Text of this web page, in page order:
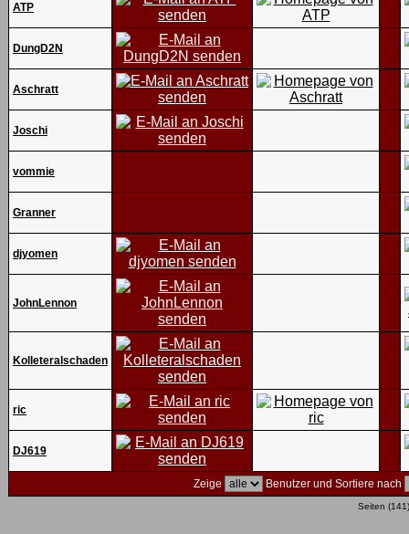
ATP
DungD2N
Aschratt
Joschi
vommie
Granner
djyomen
JohnLennon
Kolleteralschaden
ric
DJ619
Zeige Benutzer und Sortiere nach
Seiten